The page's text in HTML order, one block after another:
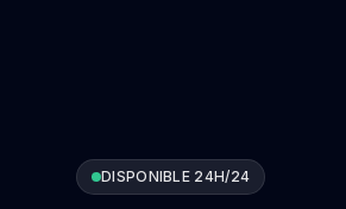
DISPONIBLE 24H/24